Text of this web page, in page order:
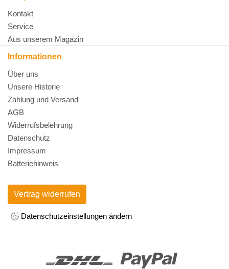
Kontakt
Service
Aus unserem Magazin
Informationen
Über uns
Unsere Historie
Zahlung und Versand
AGB
Widerrufsbelehrung
Datenschutz
Impressum
Batteriehinweis
Vertrag widerrufen
Datenschutzeinstellungen ändern